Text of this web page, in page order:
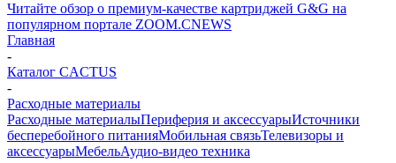
Читайте обзор о премиум-качестве картриджей G&G на
популярном портале ZOOM.CNEWS
Главная
-
Каталог CACTUS
-
Расходные материалы
Расходные материалыПериферия и аксессуарыИсточники
бесперебойного питанияМобильная связьТелевизоры и
аксессуарыМебельАудио-видео техника